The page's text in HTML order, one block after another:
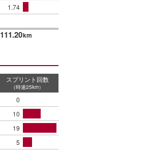
1.74
111.20km
スプリント回数
（時速25km）
0
10
19
5